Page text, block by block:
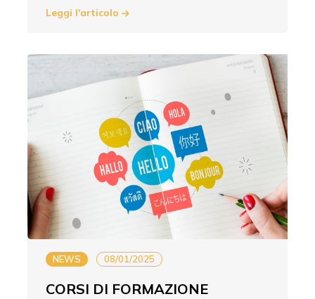
Leggi l'articolo
NEWS 08/01/2025
CORSI DI FORMAZIONE